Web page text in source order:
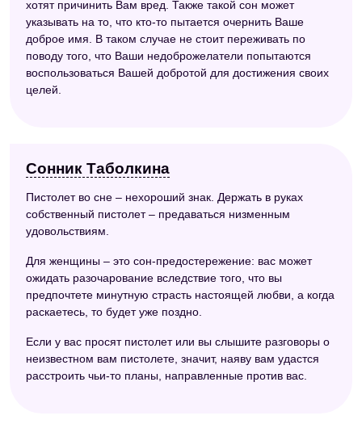
хотят причинить Вам вред. Также такой сон может
указывать на то, что кто-то пытается очернить Ваше
доброе имя. В таком случае не стоит переживать по
поводу того, что Ваши недоброжелатели попытаются
воспользоваться Вашей добротой для достижения своих
целей.
Сонник Таболкина
Пистолет во сне – нехороший знак. Держать в руках
собственный пистолет – предаваться низменным
удовольствиям.
Для женщины – это сон-предостережение: вас может
ожидать разочарование вследствие того, что вы
предпочтете минутную страсть настоящей любви, а когда
раскаетесь, то будет уже поздно.
Если у вас просят пистолет или вы слышите разговоры о
неизвестном вам пистолете, значит, наяву вам удастся
расстроить чьи-то планы, направленные против вас.